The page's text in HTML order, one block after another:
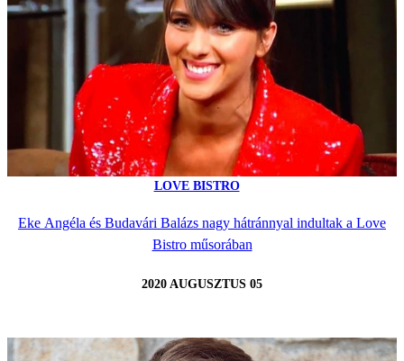
LOVE BISTRO
Eke Angéla és Budavári Balázs nagy hátránnyal indultak a Love
Bistro műsorában
2020 AUGUSZTUS 05